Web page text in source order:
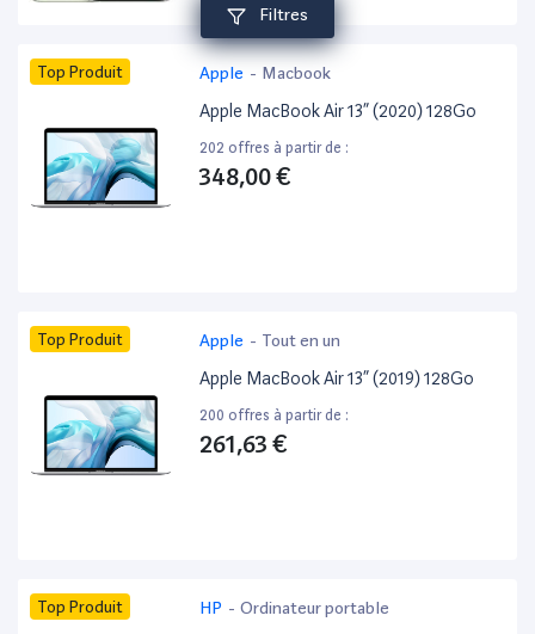
Filtres
Top Produit Apple - Macbook
Apple MacBook Air 13” (2020) 128Go
202 offres à partir de :
348,00 €
Top Produit Apple - Tout en un
Apple MacBook Air 13” (2019) 128Go
200 offres à partir de :
261,63 €
Top Produit HP - Ordinateur portable